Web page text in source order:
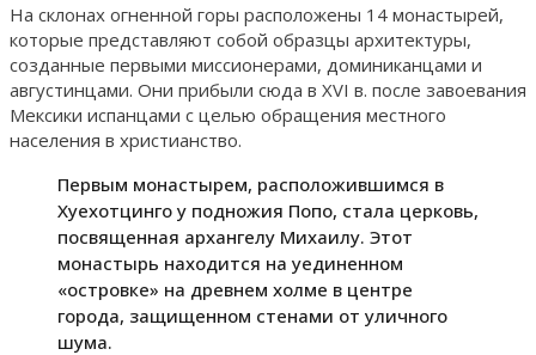
На склонах огненной горы расположены 14 монастырей,
которые представляют собой образцы архитектуры,
созданные первыми миссионерами, доминиканцами и
августинцами. Они прибыли сюда в XVI в. после завоевания
Мексики испанцами с целью обращения местного
населения в христианство.
Первым монастырем, расположившимся в
Хуехотцинго у подножия Попо, стала церковь,
посвященная архангелу Михаилу. Этот
монастырь находится на уединенном
«островке» на древнем холме в центре
города, защищенном стенами от уличного
шума.